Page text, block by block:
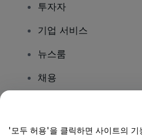
투자자
기업 서비스
뉴스룸
채용
'모두 허용'을 클릭하면 사이트의